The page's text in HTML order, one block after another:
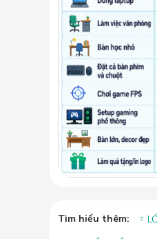
Tìm hiểu thêm: